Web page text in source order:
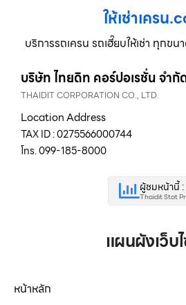
ให้เช่าเครน
บริการรถเครน รถเฮี๊ยบให้เช่า ทุก
บริษัท ไทยดิท คอร์ปอเรชั่น จำกั
THAIDIT CORPORATION CO., LTD.
Location Address
TAX ID : 0275566000744
โทร. 099-185-8000
ผู้ชมหน้านี้ :
Thaidit Stat
แผนผังเว็บ
หน้าหลัก